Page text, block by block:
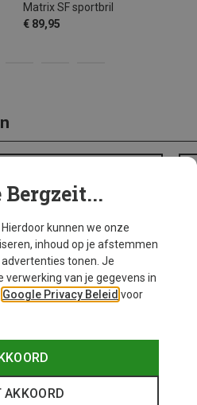
Matrix SF sportbril
€ 89,95
Bergzeit...
Hierdoor kunnen we onze
inhoud op je afstemmen
tonen. Je
van je gegevens in
Google Privacy Beleid voor
AKKOORD